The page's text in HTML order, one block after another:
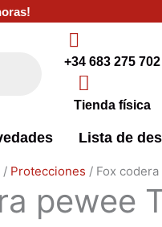
+34 683 275 702
Tienda física
Lista de
/ Protecciones / Fox
pewee